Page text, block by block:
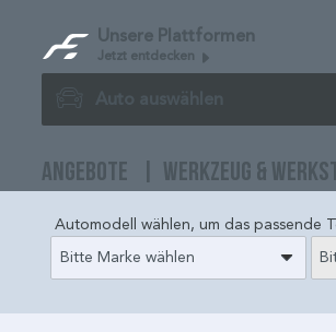
Unsere Plattformen
Jetzt entdecken
Auto auswählen
ANGEBOTE WERKZEUG &
Automodell wählen, um das passende
Bitte Marke wählen